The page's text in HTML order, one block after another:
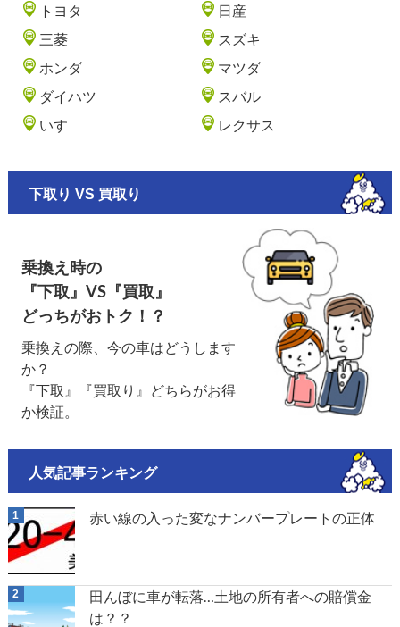
トヨタ
日産
三菱
スズキ
ホンダ
マツダ
ダイハツ
スバル
いすゞ
レクサス
下取り VS 買取り
乗換え時の
『下取』VS『買取』
どっちがおトク！？
乗換えの際、今の車はどうします
か？
『下取』『買取り』どちらがお得
か検証。
人気記事ランキング
赤い線の入った変なナンバープレートの正体
田んぼに車が転落…土地の所有者への賠償金
は？？